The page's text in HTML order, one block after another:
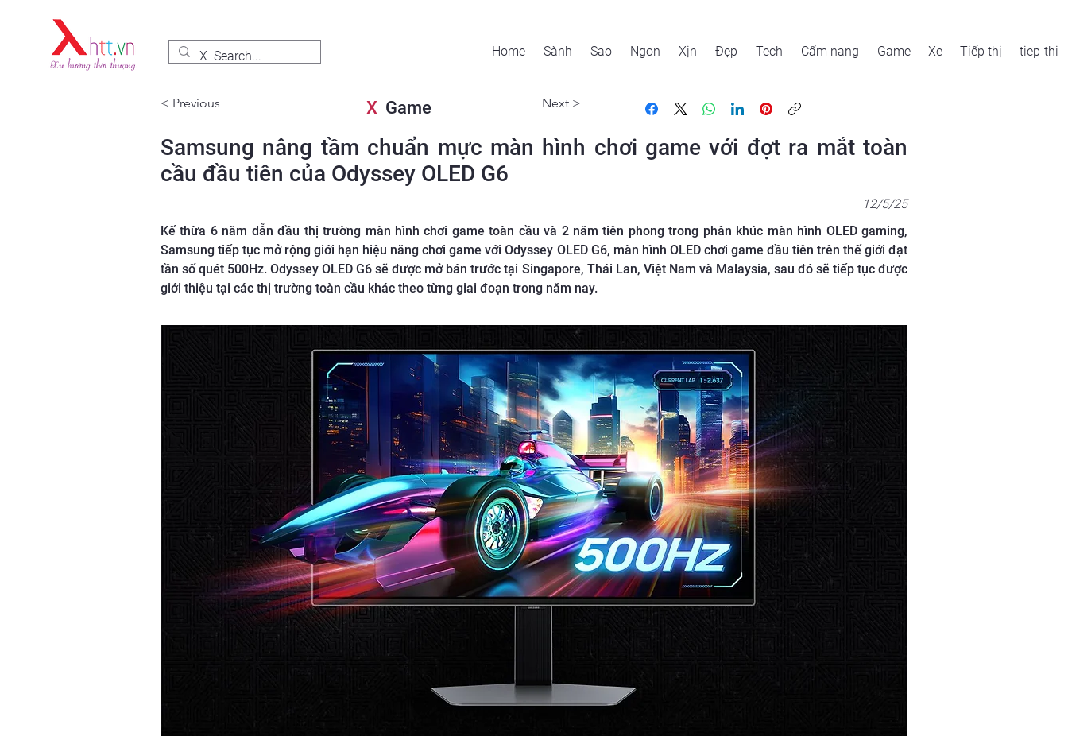
Home Sành Sao Ngon Xịn Đẹp Tech Cẩm nang Game Xe Tiếp thị tiep-thi
< Previous X Game Next >
Samsung nâng tầm chuẩn mực màn hình chơi game với đợt ra mắt toàn
cầu đầu tiên của Odyssey OLED G6
12/5/25
Kế thừa 6 năm dẫn đầu thị trường màn hình chơi game toàn cầu và 2 năm tiên phong trong phân khúc màn hình OLED gaming,
Samsung tiếp tục mở rộng giới hạn hiệu năng chơi game với Odyssey OLED G6, màn hình OLED chơi game đầu tiên trên thế giới đạt
tần số quét 500Hz. Odyssey OLED G6 sẽ được mở bán trước tại Singapore, Thái Lan, Việt Nam và Malaysia, sau đó sẽ tiếp tục được
giới thiệu tại các thị trường toàn cầu khác theo từng giai đoạn trong năm nay.